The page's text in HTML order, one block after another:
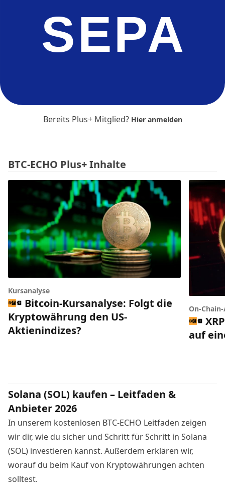
SEPA
Bereits Plus+ Mitglied? Hier anmelden
BTC-ECHO Plus+ Inhalte
Kursanalyse
Bitcoin-Kursanalyse: Folgt die
Kryptowährung den US-
Aktienindizes?
On-
auf
Solana (SOL) kaufen – Leitfaden &
Anbieter 2026
In unserem kostenlosen BTC-ECHO Leitfaden zeigen
wir dir, wie du sicher und Schritt für Schritt in Solana
(SOL) investieren kannst. Außerdem erklären wir,
worauf du beim Kauf von Kryptowährungen achten
solltest.